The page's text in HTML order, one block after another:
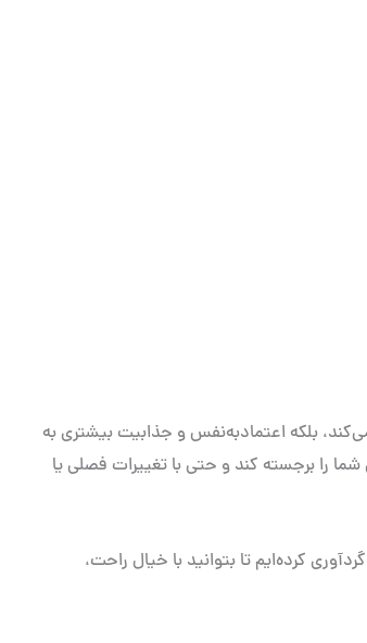
بلکه اعتمادبه‌نفس و جذابیت بیشتری به
را برجسته کند و حتی با تغییرات فصلی یا
کرده‌ایم تا بتوانید با خیال راحت،